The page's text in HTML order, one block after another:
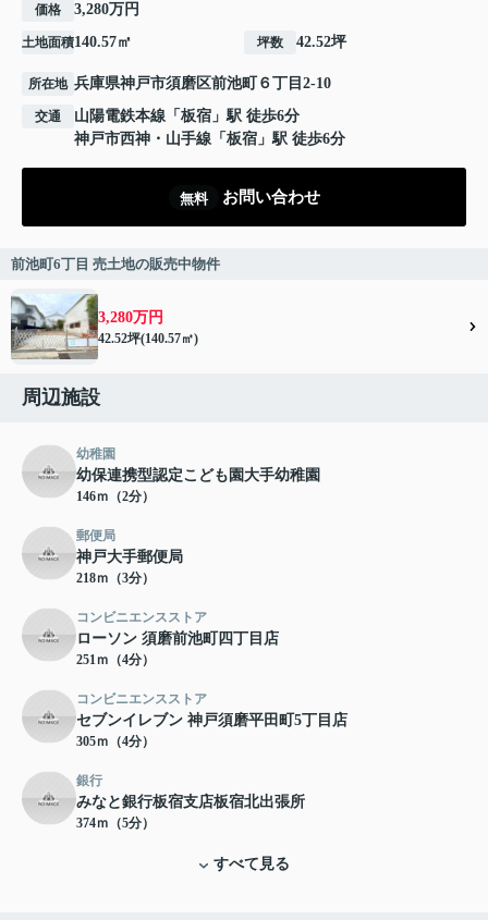
価格 3,280万円
土地面積140.57㎡ 坪数 42.52坪
所在地 兵庫県神戸市須磨区前池町 ６丁目2-10
交通 山陽電鉄本線 「 板宿 」駅 徒歩6分
神戸市西神・山手線 「 板宿 」駅 徒歩6分
無料 お問い合わせ
前池町6丁目 売土地の販売中物件
3,280万円
42.52坪(140.57㎡)
周辺施設
幼稚園
幼保連携型認定こども園大手幼稚園
146ｍ（2分）
郵便局
神戸大手郵便局
218ｍ（3分）
コンビニエンスストア
ローソン 須磨前池町四丁目店
251ｍ（4分）
コンビニエンスストア
セブンイレブン 神戸須磨平田町5丁目店
305ｍ（4分）
銀行
みなと銀行板宿支店板宿北出張所
374ｍ（5分）
すべて見る